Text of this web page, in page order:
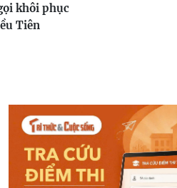
khôi phục
Tiên